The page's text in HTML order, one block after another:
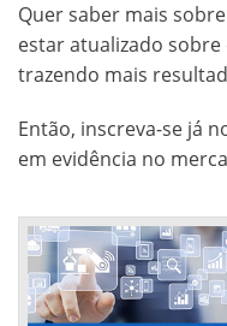
Quer saber mais
estar atualizado
trazendo mais
Então, inscreva-se já
em evidência no